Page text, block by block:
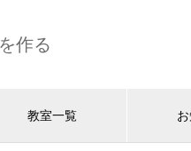
作る
教室一覧